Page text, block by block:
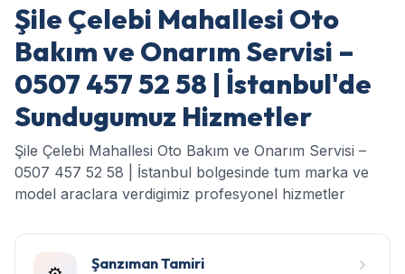
Şile Çelebi Mahallesi Oto
Bakım ve Onarım Servisi –
0507 457 52 58 | İstanbul'de
Sundugumuz Hizmetler
Şile Çelebi Mahallesi Oto Bakım ve Onarım Servisi –
0507 457 52 58 | İstanbul bolgesinde tum marka ve
model araclara verdigimiz profesyonel hizmetler
Şanzıman Tamiri